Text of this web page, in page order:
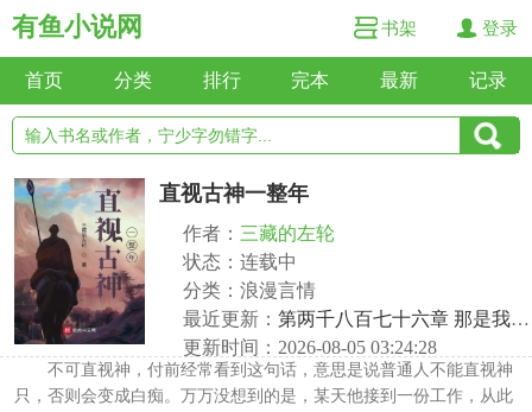
有鱼小说网 书架 登录
首页 分类 排行 完本 最新 记录
直视古神一整年
作者： 三藏的左轮
状态：连载中
分类：浪漫言情
最近更新： 第两千八百七十六章 那是我的名字
更新时间：2026-08-05 03:24:28
不可直视神，付前经常看到这句话，意思是说普通人不能直视神
只，否则会变成白痴。万万没想到的是，某天他接到一份工作，从此